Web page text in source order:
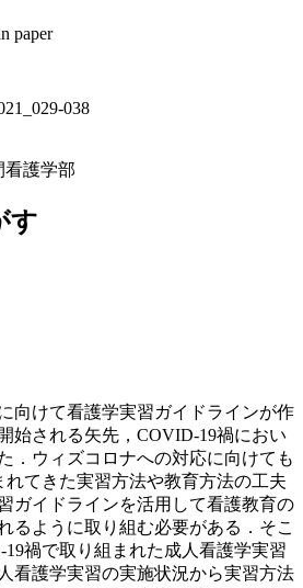
paper
038
看護学部
す
向けて看護学実習ガイドラインが作
始される矢先，COVID-19禍におい
．ウィズコロナへの対応に向けても
てきた実習方法や教育方法の工夫
ガイドラインを活用して看護教育の
るように取り組む必要がある．そこ
禍で取り組まれた成人看護学実習
看護学実習の実施状況から実習方法